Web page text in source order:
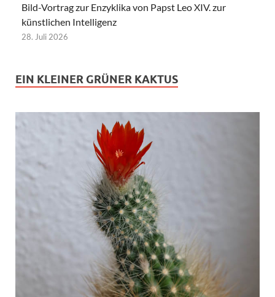
Bild-Vortrag zur Enzyklika von Papst Leo XIV. zur
künstlichen Intelligenz
28. Juli 2026
EIN KLEINER GRÜNER KAKTUS